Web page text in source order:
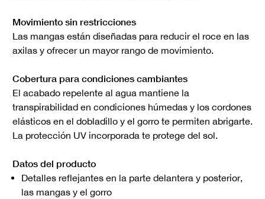
Movimiento sin restricciones
Las mangas están diseñadas para reducir el roce en las
axilas y ofrecer un mayor rango de movimiento.
Cobertura para condiciones cambiantes
El acabado repelente al agua mantiene la
transpirabilidad en condiciones húmedas y los cordones
elásticos en el dobladillo y el gorro te permiten abrigarte.
La protección UV incorporada te protege del sol.
Datos del producto
Detalles reflejantes en la parte delantera y posterior,
las mangas y el gorro